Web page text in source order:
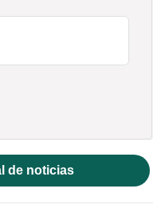
de noticias